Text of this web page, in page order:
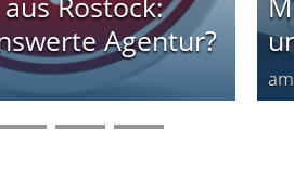
Agentur?
am